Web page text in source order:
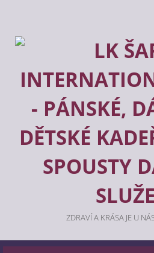
ZDRAVÍ A KRÁSA JE U